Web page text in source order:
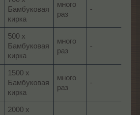
Бамбуковая
кирка
много
раз
-
500 x
Бамбуковая
кирка
много
раз
-
1500 x
Бамбуковая
кирка
много
раз
-
2000 x